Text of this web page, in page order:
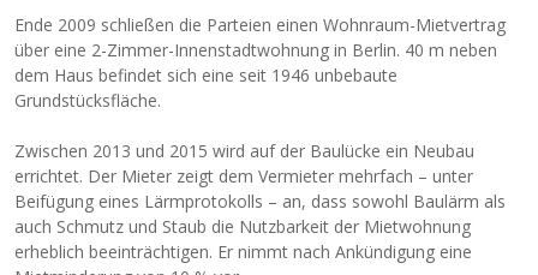
Ende 2009 schließen die Parteien einen Wohnraum-Mietvertrag
über eine 2-Zimmer-Innenstadtwohnung in Berlin. 40 m neben
dem Haus befindet sich eine seit 1946 unbebaute
Grundstücksfläche.
Zwischen 2013 und 2015 wird auf der Baulücke ein Neubau
errichtet. Der Mieter zeigt dem Vermieter mehrfach – unter
Beifügung eines Lärmprotokolls – an, dass sowohl Baulärm als
auch Schmutz und Staub die Nutzbarkeit der Mietwohnung
erheblich beeinträchtigen. Er nimmt nach Ankündigung eine